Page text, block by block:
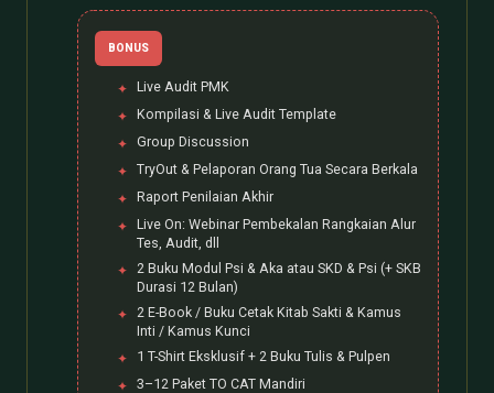
BONUS
Live Audit PMK
Kompilasi & Live Audit Template
Group Discussion
TryOut & Pelaporan Orang Tua Secara Berkala
Raport Penilaian Akhir
Live On: Webinar Pembekalan Rangkaian Alur
Tes, Audit, dll
2 Buku Modul Psi & Aka atau SKD & Psi (+ SKB
Durasi 12 Bulan)
2 E-Book / Buku Cetak Kitab Sakti & Kamus
Inti / Kamus Kunci
1 T-Shirt Eksklusif + 2 Buku Tulis & Pulpen
3–12 Paket TO CAT Mandiri